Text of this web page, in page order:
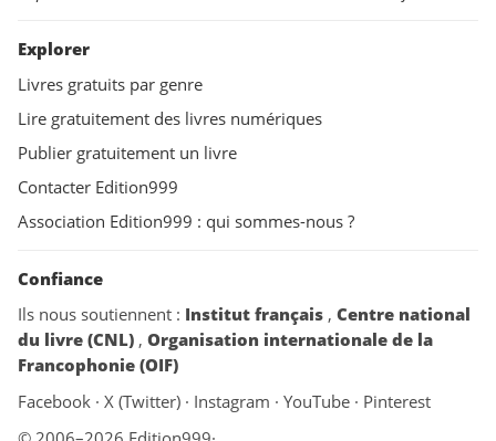
Explorer
Livres gratuits par genre
Lire gratuitement des livres numériques
Publier gratuitement un livre
Contacter Edition999
Association Edition999 : qui sommes-nous ?
Confiance
Ils nous soutiennent : Institut français , Centre national
du livre (CNL) , Organisation internationale de la
Francophonie (OIF)
Facebook · X (Twitter) · Instagram · YouTube · Pinterest